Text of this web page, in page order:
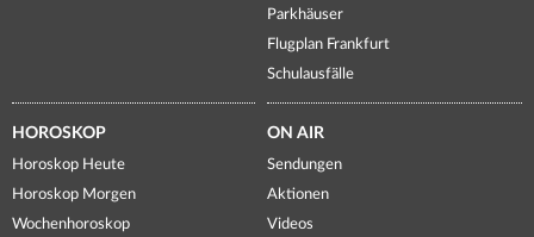
Parkhäuser
Flugplan Frankfurt
Schulausfälle
HOROSKOP
Horoskop Heute
Horoskop Morgen
Wochenhoroskop
ON AIR
Sendungen
Aktionen
Videos